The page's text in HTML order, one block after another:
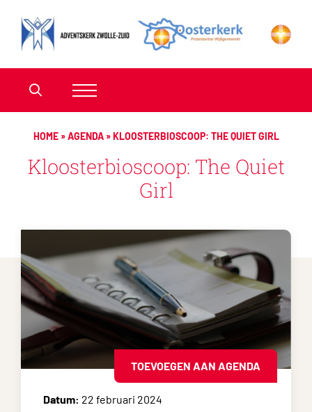
HOME»AGENDA»KLOOSTERBIOSCOOP: THE QUIET GIRL
Kloosterbioscoop: The Quiet
Girl
TOEVOEGEN AAN AGENDA
Datum: 22 februari 2024